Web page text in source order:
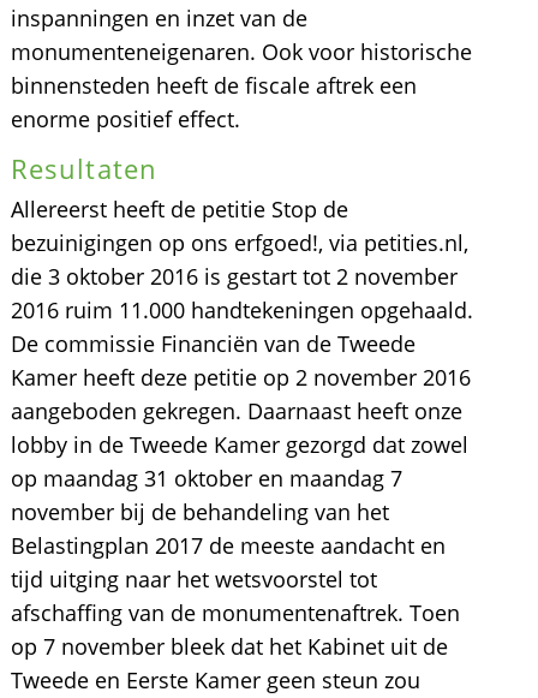
inspanningen en inzet van de
monumenteneigenaren. Ook voor historische
binnensteden heeft de fiscale aftrek een
enorme positief effect.
Resultaten
Allereerst heeft de petitie Stop de
bezuinigingen op ons erfgoed!, via petities.nl,
die 3 oktober 2016 is gestart tot 2 november
2016 ruim 11.000 handtekeningen opgehaald.
De commissie Financiën van de Tweede
Kamer heeft deze petitie op 2 november 2016
aangeboden gekregen. Daarnaast heeft onze
lobby in de Tweede Kamer gezorgd dat zowel
op maandag 31 oktober en maandag 7
november bij de behandeling van het
Belastingplan 2017 de meeste aandacht en
tijd uitging naar het wetsvoorstel tot
afschaffing van de monumentenaftrek. Toen
op 7 november bleek dat het Kabinet uit de
Tweede en Eerste Kamer geen steun zou